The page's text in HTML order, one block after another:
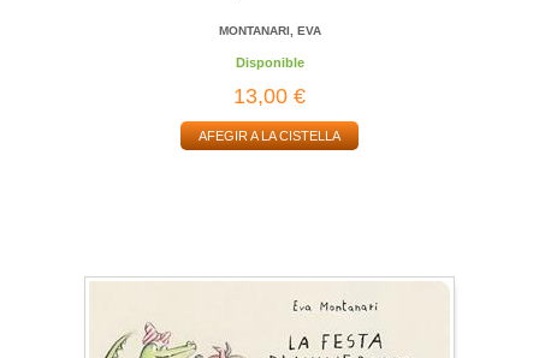
MONTANARI, EVA
Disponible
13,00 €
AFEGIR A LA CISTELLA